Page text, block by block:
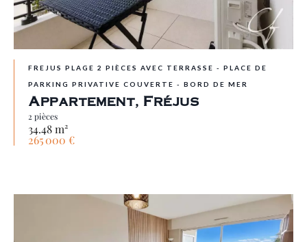
FREJUS PLAGE 2 PIÈCES AVEC TERRASSE - PLACE DE
PARKING PRIVATIVE COUVERTE - BORD DE MER
Appartement, Fréjus
2 pièces
34.48 m²
265 000 €